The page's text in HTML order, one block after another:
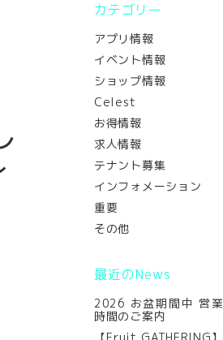
カテゴリー
アプリ情報
イベント情報
ショップ情報
Celest
お得情報
求人情報
テナント募集
インフォメーション
重要
その他
最近のNews
2026 お盆期間中 営業
時間のご案内